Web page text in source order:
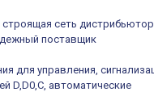
строящая сеть
поставщик
для управления,
D,D0,C, автоматические